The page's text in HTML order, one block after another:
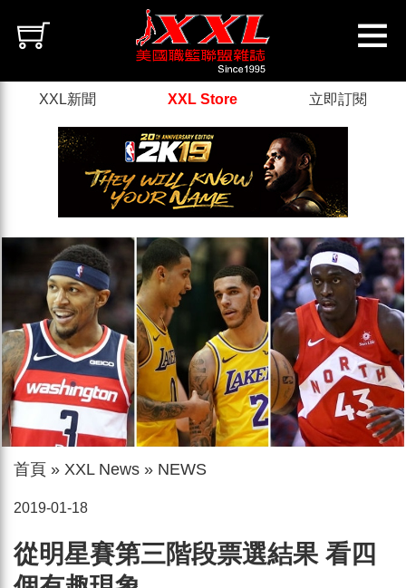
XXL新聞 XXL Store 立即訂閱
首頁 » XXL News » NEWS
2019-01-18
從明星賽第三階段票選結果 看四